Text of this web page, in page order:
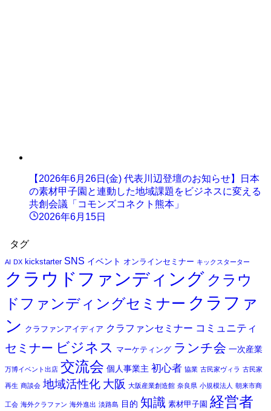
【2026年6月26日(金) 代表川辺登壇のお知らせ】日本
の素材甲子園と連動した地域課題をビジネスに変える
共創会議「コモンズコネクト熊本」
2026年6月15日
タグ
AI DX kickstarter SNS イベント オンラインセミナー キックスターター
クラウドファンディング クラウ
ドファンディングセミナー クラファ
ン クラファンアイディア クラファンセミナー コミュニティ
セミナー ビジネス マーケティング ランチ会 一次産業
万博イベント出店 交流会 個人事業主 初心者 協業 古民家ヴィラ 古民家
再生 商談会 地域活性化 大阪 大阪産業創造館 奈良県 小規模法人 朝来市商
工会 海外クラファン 海外進出 淡路島 目的 知識 素材甲子園 経営者